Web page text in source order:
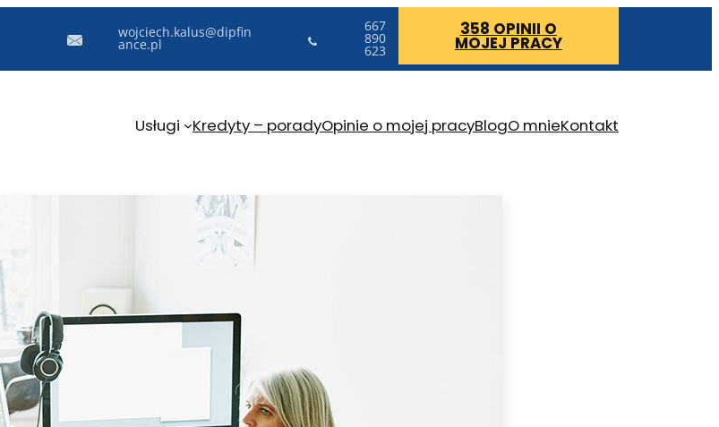
wojciech.kalus@dipfin
ance.pl
667
890
623
358 OPINII O
MOJEJ PRACY
Usługi Kredyty – poradyOpinie o mojej pracyBlogO mnieKontakt